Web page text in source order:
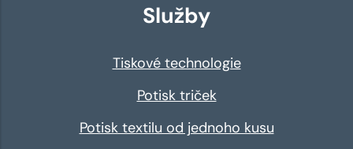
Služby
Tiskové technologie
Potisk triček
Potisk textilu od jednoho kusu